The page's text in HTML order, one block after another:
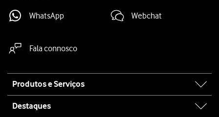
WhatsApp Webchat
Fala connosco
map
Produtos e Serviços
Destaques